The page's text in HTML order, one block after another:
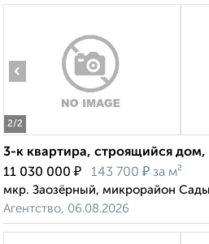
2/2
‹
3-к квартира, строящийся дом,
11 030 000 ₽ 143 700 ₽ за м²
мкр. Заозёрный, микрорайон
Агентство, 06.08.2026